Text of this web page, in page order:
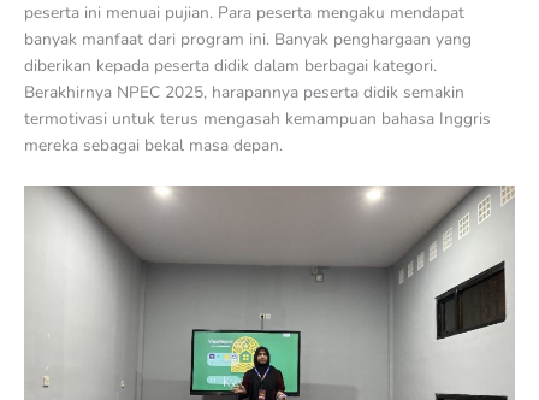
peserta ini menuai pujian. Para peserta mengaku mendapat
banyak manfaat dari program ini. Banyak penghargaan yang
diberikan kepada peserta didik dalam berbagai kategori.
Berakhirnya NPEC 2025, harapannya peserta didik semakin
termotivasi untuk terus mengasah kemampuan bahasa Inggris
mereka sebagai bekal masa depan.